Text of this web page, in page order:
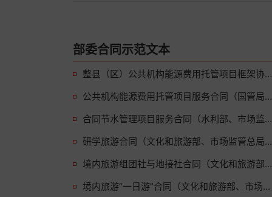
部委合同示范文本
整县（区）公共机构能源费用托管项目框架协议（国管局、市场监管总局2026版）
公共机构能源费用托管项目服务合同（国管局、市场监管总局2026版）
合同节水管理项目服务合同（水利部、市场监管总局2026版）
研学旅游合同（文化和旅游部、市场监管总局2026版）
境内旅游组团社与地接社合同（文化和旅游部、市场监管总局2026版）
境内旅游“一日游”合同（文化和旅游部、市场监管总局2026版）